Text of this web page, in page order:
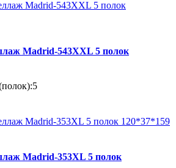
Madrid-543XXL 5 полок
5
Madrid-353XL 5 полок